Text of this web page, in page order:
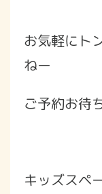
お気軽にト
ねー
ご予約お待
キッズスペ